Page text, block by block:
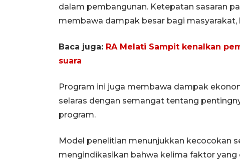
dalam pembangunan. Ketepatan sasaran
membawa dampak besar bagi
Baca juga: RA Melati Sampit kenalkan
suara
Program ini juga membawa dampak
selaras dengan semangat tentang
program.
Model penelitian menunjukkan kecocokan
mengindikasikan bahwa kelima faktor